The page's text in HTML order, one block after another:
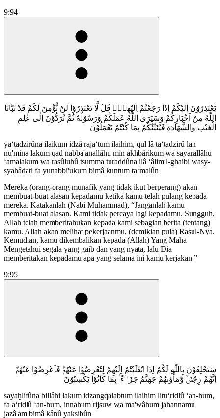
9:94
يَعْتَذِرُوْنَ اِلَيْكُمْ اِذَا رَجَعْتُمْ اِلَيْهِمْۗ قُلْ لَّا تَعْتَذِرُوْا لَنْ نُّؤْمِنَ لَكُمْ قَدْ نَبَّاَنَا
اللّٰهُ مِنْ اَخْبَارِكُمْ وَسَيَرَى اللّٰهُ عَمَلَكُمْ وَرَسُوْلُهٗ ثُمَّ تُرَدُّوْنَ اِلٰى عٰلِمِ
الْغَيْبِ وَالشَّهَادَةِ فَيُنَبِّئُكُمْ بِمَا كُنْتُمْ تَعْمَلُوْنَ
ya‘tadzirûna ilaikum idzâ raja‘tum ilaihim, qul lâ ta‘tadzirû lan
nu'mina lakum qad nabba'anallâhu min akhbârikum wa sayarallâhu
‘amalakum wa rasûluhû tsumma turaddûna ilâ ‘âlimil-ghaibi wasy-
syahâdati fa yunabbi'ukum bimâ kuntum ta‘malûn
Mereka (orang-orang munafik yang tidak ikut berperang) akan
membuat-buat alasan kepadamu ketika kamu telah pulang kepada
mereka. Katakanlah (Nabi Muhammad), “Janganlah kamu
membuat-buat alasan. Kami tidak percaya lagi kepadamu. Sungguh,
Allah telah memberitahukan kepada kami sebagian berita (tentang)
kamu. Allah akan melihat pekerjaanmu, (demikian pula) Rasul-Nya.
Kemudian, kamu dikembalikan kepada (Allah) Yang Maha
Mengetahui segala yang gaib dan yang nyata, lalu Dia
memberitakan kepadamu apa yang selama ini kamu kerjakan.”
9:95
سَيَحْلِفُوْنَ بِاللّٰهِ لَكُمْ اِذَا انْقَلَبْتُمْ اِلَيْهِمْ لِتُعْرِضُوْا عَنْهُمْۗ فَاَعْرِضُوْا عَنْهُمْۗ
اِنَّهُمْ رِجْسٌۙ وَّمَأْوٰىهُمْ جَهَنَّمُ جَزَاۤءً ۢ بِمَا كَانُوْا يَكْسِبُوْنَ
sayaḫlifûna billâhi lakum idzangqalabtum ilaihim litu‘ridlû ‘an-hum,
fa a‘ridlû ‘an-hum, innahum rijsuw wa ma'wâhum jahannamu
jazâ'am bimâ kânû yaksibûn